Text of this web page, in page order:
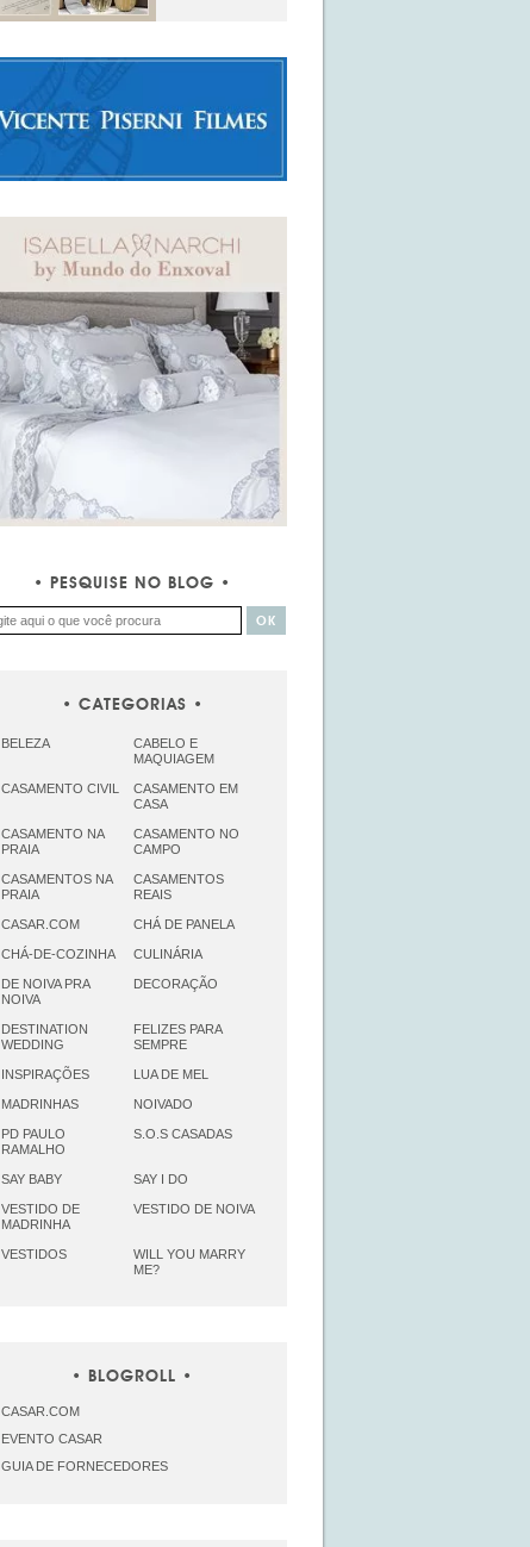
PESQUISE NO BLOG
CATEGORIAS
BELEZA
CABELO E
MAQUIAGEM
CASAMENTO CIVIL
CASAMENTO EM
CASA
CASAMENTO NA
PRAIA
CASAMENTO NO
CAMPO
CASAMENTOS NA
PRAIA
CASAMENTOS
REAIS
CASAR.COM CHÁ DE PANELA
CHÁ-DE-COZINHA CULINÁRIA
DE NOIVA PRA
NOIVA
DECORAÇÃO
DESTINATION
WEDDING
FELIZES PARA
SEMPRE
INSPIRAÇÕES LUA DE MEL
MADRINHAS NOIVADO
PD PAULO
RAMALHO
S.O.S CASADAS
SAY BABY SAY I DO
VESTIDO DE
MADRINHA
VESTIDO DE NOIVA
VESTIDOS
WILL YOU MARRY
ME?
BLOGROLL
CASAR.COM
EVENTO CASAR
GUIA DE FORNECEDORES